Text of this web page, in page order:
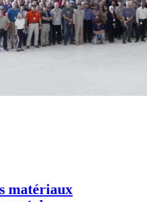
matériaux